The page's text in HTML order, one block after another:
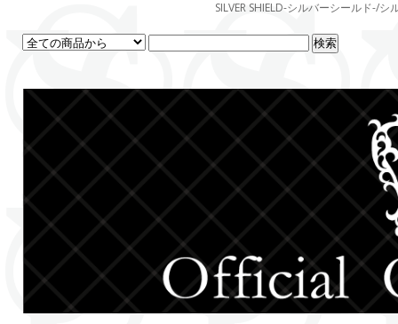
SILVER SHIELD-シルバーシールド-/